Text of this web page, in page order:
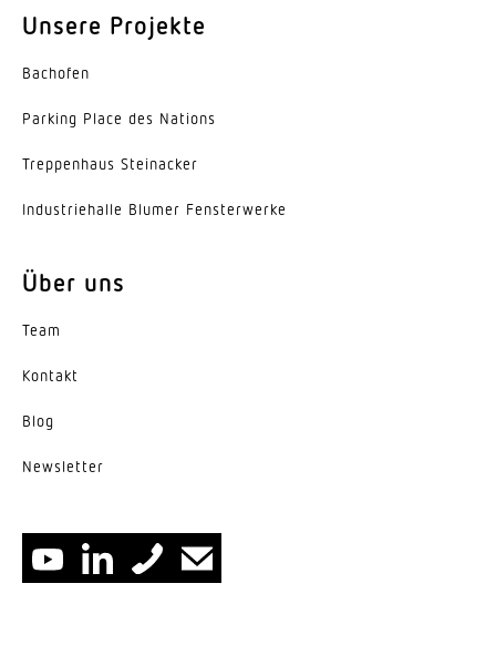
Farbe
weiss
Acrylglas opal
Ausstrahlungswinkel
105°
UGR < 22
Energieeffizienzklasse
5 Jahre
Unsere Projekte
Bachofen
Parking Place des Nations
Trep­penhaus Steinacker
Indus­trie­halle Blumer Fensterwerke
Über uns
Team
Kontakt
Blog
News­letter